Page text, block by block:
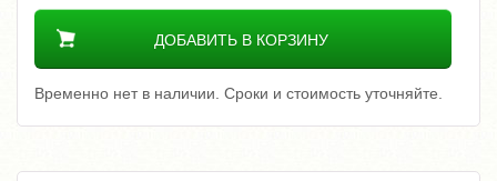
ДОБАВИТЬ В КОРЗИНУ
Временно нет в наличии. Сроки и стоимость уточняйте.